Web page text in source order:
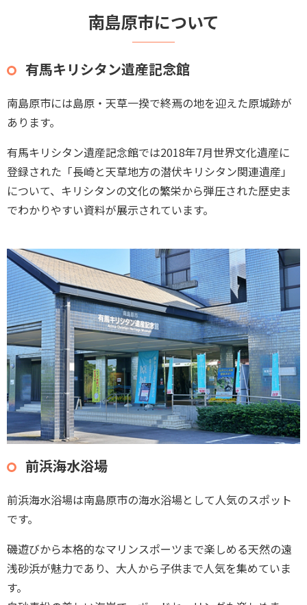
南島原市について
有馬キリシタン遺産記念館
南島原市には島原・天草一揆で終焉の地を迎えた原城跡が
あります。
有馬キリシタン遺産記念館では2018年7月世界文化遺産に
登録された「長崎と天草地方の潜伏キリシタン関連遺産」
について、キリシタンの文化の繁栄から弾圧された歴史ま
でわかりやすい資料が展示されています。
前浜海水浴場
前浜海水浴場は南島原市の海水浴場として人気のスポット
です。
磯遊びから本格的なマリンスポーツまで楽しめる天然の遠
浅砂浜が魅力であり、大人から子供まで人気を集めていま
す。